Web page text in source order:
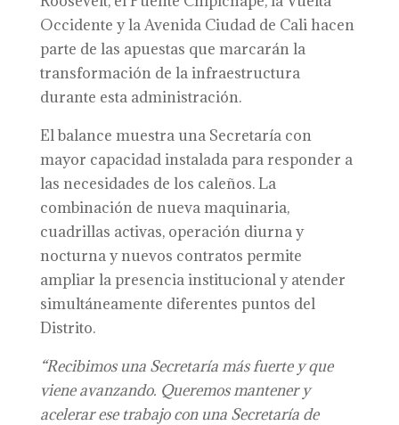
Occidente y la Avenida Ciudad de Cali hacen
parte de las apuestas que marcarán la
transformación de la infraestructura
durante esta administración.
El balance muestra una Secretaría con
mayor capacidad instalada para responder a
las necesidades de los caleños. La
combinación de nueva maquinaria,
cuadrillas activas, operación diurna y
nocturna y nuevos contratos permite
ampliar la presencia institucional y atender
simultáneamente diferentes puntos del
Distrito.
“Recibimos una Secretaría más fuerte y que
viene avanzando. Queremos mantener y
acelerar ese trabajo con una Secretaría de